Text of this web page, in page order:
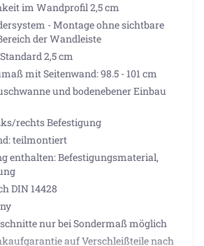
im Wandprofil 2,5 cm
- Montage ohne sichtbare
der Wandleiste
2,5 cm
mit Seitenwand: 98.5 - 101 cm
und bodenebener Einbau
rechts Befestigung
teilmontiert
enthalten: Befestigungsmaterial,
DIN 14428
nur bei Sondermaß möglich
auf Verschleißteile nach